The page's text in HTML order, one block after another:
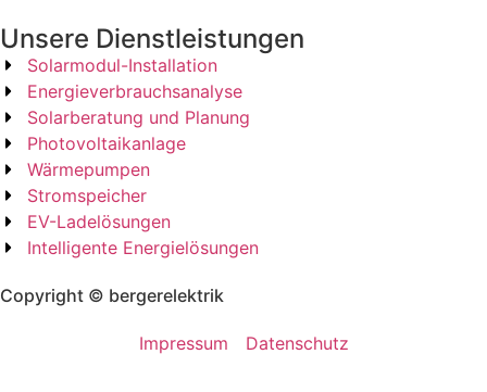
Unsere Dienstleistungen
Solarmodul-Installation
Energieverbrauchsanalyse
Solarberatung und Planung
Photovoltaikanlage
Wärmepumpen
Stromspeicher
EV-Ladelösungen
Intelligente Energielösungen
Copyright © bergerelektrik
Impressum Datenschutz